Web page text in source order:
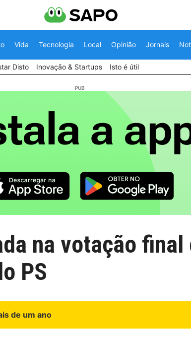
Vida Tecnologia Local Opinião Jornais
Disto Inovação & Startups Isto é útil
na votação
PS
de um ano